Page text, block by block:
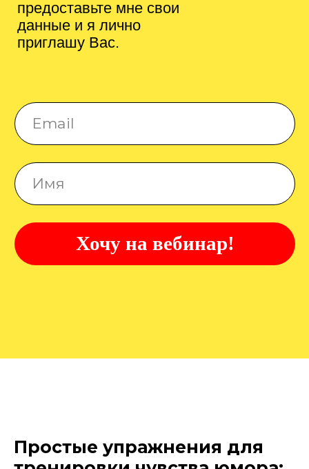
Простые упражнения для